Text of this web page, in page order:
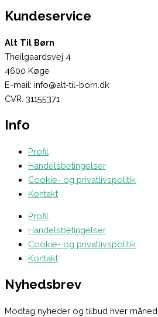
Kundeservice
Alt Til Børn
Theilgaardsvej 4
4600 Køge
E-mail: info@alt-til-born.dk
CVR. 31155371
Info
Profil
Handelsbetingelser
Cookie- og privatlivspolitik
Kontakt
Profil
Handelsbetingelser
Cookie- og privatlivspolitik
Kontakt
Nyhedsbrev
Modtag nyheder og tilbud hver måned